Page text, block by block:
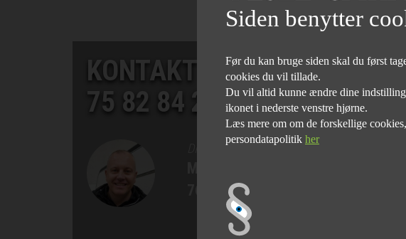
Med
KONTAKT
75 82 84 22
DIREKTØR
76 90 75 77
Siden benytter
Før du kan bruge siden skal du først
cookies du vil tillade.
Du vil altid kunne ændre dine
ikonet i nederste venstre hjørne.
Læs mere om om de forskellige
persondatapolitik her